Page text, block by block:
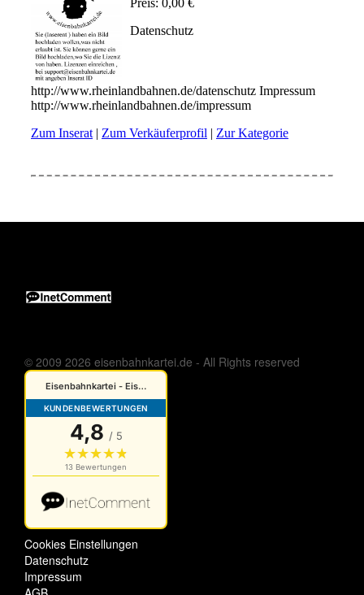
© 2009 2026 eisenbahnkartei.de - All Rights reserved
Cookies Einstellungen
Datenschutz
Impressum